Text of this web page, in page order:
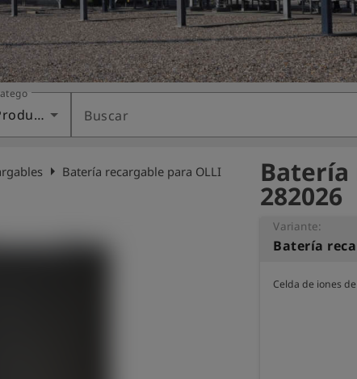
Productos Buscar
arrow_right Batería recargable para OLLI Batería
282026
Variante:
Batería
Celda de iones